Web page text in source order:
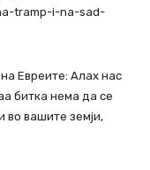
tramp-i-na-sad-
Евреите: Алах нас
битка нема да се
во вашите земји,